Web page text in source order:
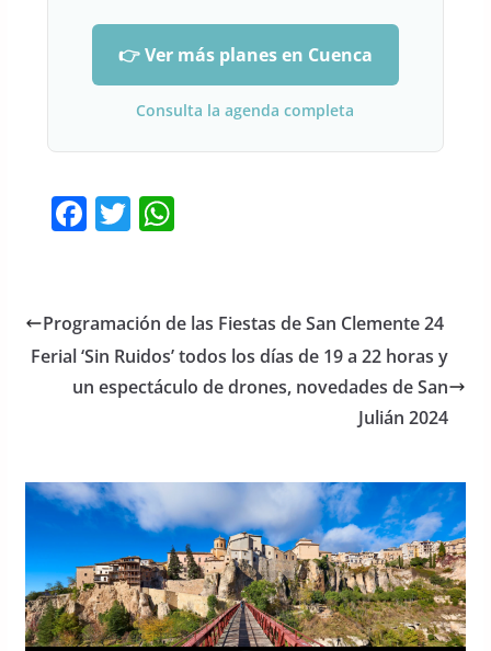
👉 Ver más planes en Cuenca
Consulta la agenda completa
F
e
b
o
T
er
W
s
A
p
Programación de las Fiestas de San Clemente 24
Ferial ‘Sin Ruidos’ todos los días de 19 a 22 horas y
un espectáculo de drones, novedades de San
Julián 2024